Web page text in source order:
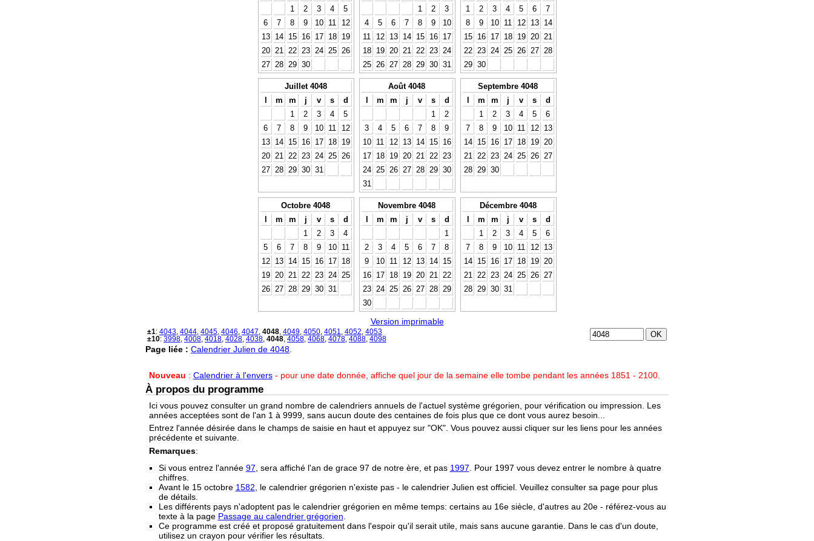
1
2 3 4
5
6
7 8 9 10 11
12
13
14 15 16 17 18
19
20
21 22 23 24 25
26
27
28 29 30
1
2
3
4
5 6 7 8 9
10
11
12 13 14 15 16
17
18
19 20 21 22 23
24
25
26 27 28 29 30 31
1
2 3 4 5 6
7
8
9 10 11 12 13
14
15
16 17 18 19 20
21
22
23 24 25 26 27
28
29 30
Juillet 4048
l
m m j v s
d
1
2 3 4
5
6
7 8 9 10 11
12
13
14 15 16 17 18
19
20
21 22 23 24 25
26
27
28 29 30 31
Août 4048
l
m m j v s
d
1
2
3
4 5 6 7 8
9
10
11 12 13 14 15
16
17
18 19 20 21 22
23
24
25 26 27 28 29 30
31
Septembre 4048
l
m m j v s
d
1
2 3 4 5
6
7
8 9 10 11 12
13
14
15 16 17 18 19
20
21
22 23 24 25 26
27
28
29 30
Octobre 4048
l
m m j v s
d
1
2 3
4
5
6 7 8 9 10
11
12
13 14 15 16 17
18
19
20 21 22 23 24
25
26
27 28 29 30 31
Novembre 4048
l
m m j v s
d
1
2
3 4 5 6 7
8
9
10 11 12 13 14
15
16
17 18 19 20 21
22
23
24 25 26 27 28
29
30
Décembre 4048
l
m m j v s
d
1
2 3 4 5
6
7
8 9 10 11 12
13
14
15 16 17 18 19
20
21
22 23 24 25 26
27
28
29 30 31
Version imprimable
±1: 4043 4044 4045 4046 4047 4048 4049 4050 4051 4052 4053
±10: 3998 4008 4018 4028 4038 4048 4058 4068 4078 4088 4098
Page liée : Calendrier Julien de 4048
Nouveau : Calendrier à l'envers- pour une date donnée, affiche quel jour de la semaine elle tombe pendant les années 1851 - 2100.
À propos du programme
Ici vous pouvez consulter un grand nombre de calendriers annuels de l'actuel système grégorien, pour vérification ou impression. Les
années acceptées sont de l'an 1 à 9999, sans aucun doute des centaines de fois plus que ce dont vous aurez besoin...
Entrez l'année désirée dans le champs de saisie en haut et appuyez sur "OK". Vous pouvez aussi cliquer sur les liens pour les années
précédente et suivante.
Remarques:
Si vous entrez l'année 97 , sera affiché l'an de grace 97 de notre ère, et pas 1997 . Pour 1997 vous devez entrer le nombre à quatre
chiffres.
Avant le 15 octobre 1582 , le calendrier grégorien n'existe pas - le calendrier Julien est officiel. Veuillez consulter sa page pour plus
de détails.
Les différents pays n'adoptent pas le calendrier grégorien en même temps: certains au 16e siècle, d'autres au 20e - référez-vous au
texte à la page Passage au calendrier grégorien
Ce programme est créé et proposé gratuitement dans l'espoir qu'il serait utile, mais sans aucune garantie. Dans le cas d'un doute,
utilisez un crayon pour vérifier les résultats.